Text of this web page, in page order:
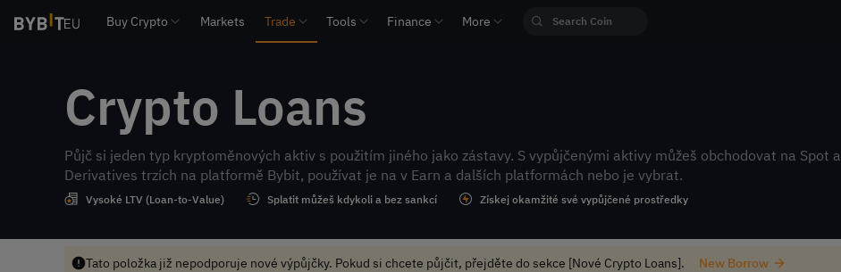
Buy Crypto Markets Trade Tools Finance More
Crypto Loans
Půjč si jeden typ kryptoměnových aktiv s použitím jiného jako zástavy. S vypůjčenými aktivy můžeš obchodovat na Spot a
Derivatives trzích na platformě Bybit, používat je na v Earn a dalších platformách nebo je vybrat.
Vysoké LTV (Loan-to-Value) Splatit můžeš kdykoli a bez sankcí Získej okamžité své vypůjčené prostředky
Tato položka již nepodporuje nové výpůjčky. Pokud si chcete půjčit, přejděte do sekce [Nové Crypto Loans]. New Borrow